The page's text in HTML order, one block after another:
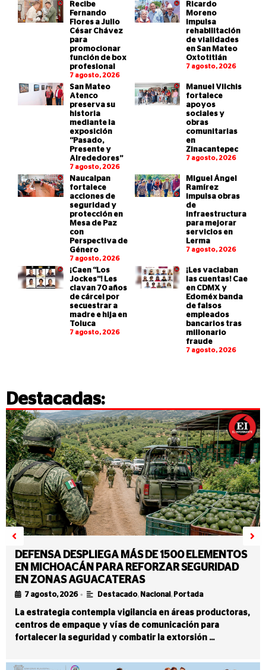
Recibe
Fernando
Flores a Julio
César Chávez
para
promocionar
función de box
profesional
7 agosto, 2026
Ricardo
Moreno
impulsa
rehabilitación
de vialidades
en San Mateo
Oxtotitlán
7 agosto, 2026
San Mateo
Atenco
preserva su
historia
mediante la
exposición
“Pasado,
Presente y
Alrededores”
7 agosto, 2026
Manuel Vilchis
fortalece
apoyos
sociales y
obras
comunitarias
en
Zinacantepec
7 agosto, 2026
Naucalpan
fortalece
acciones de
seguridad y
protección en
Mesa de Paz
con
Perspectiva de
Género
7 agosto, 2026
Miguel Ángel
Ramírez
impulsa obras
de
infraestructura
para mejorar
servicios en
Lerma
7 agosto, 2026
¡Caen “Los
Jockes”! Les
clavan 70 años
de cárcel por
secuestrar a
madre e hija en
Toluca
7 agosto, 2026
¡Les vaciaban
las cuentas! Cae
en CDMX y
Edoméx banda
de falsos
empleados
bancarios tras
millonario
fraude
7 agosto, 2026
Destacadas:
DEFENSA DESPLIEGA MÁS DE 1500 ELEMENTOS
EN MICHOACÁN PARA REFORZAR SEGURIDAD
EN ZONAS AGUACATERAS
7 agosto, 2026 • Destacado, Nacional , Portada
La estrategia contempla vigilancia en áreas productoras,
centros de empaque y vías de comunicación para
fortalecer la seguridad y combatir la extorsión …